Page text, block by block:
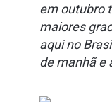
em outubro
maiores
aqui no
de manhã e